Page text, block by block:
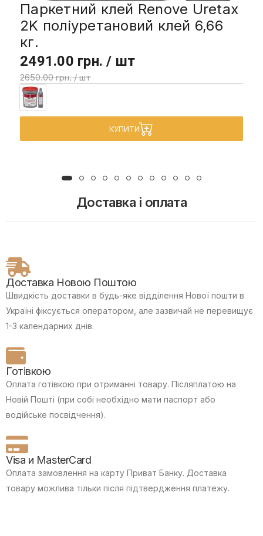
Паркетний клей Renove Uretax
2K поліуретановий клей 6,66
кг.
2491.00 грн. / шт
2650.00 грн. / шт
КУПИТИ
Доставка і оплата
Доставка Новою Поштою
Швидкість доставки в будь-яке відділення Нової пошти в
Україні фіксується оператором, але зазвичай не перевищує
1-3 календарних днів.
Готівкою
Оплата готівкою при отриманні товару. Післяплатою на
Новій Пошті (при собі необхідно мати паспорт або
водійське посвідчення).
Visa и MasterCard
Оплата замовлення на карту Приват Банку. Доставка
товару можлива тільки після підтвердження платежу.